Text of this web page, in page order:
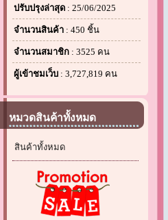
ปรับปรุงล่าสุด : 25/06/2025
จำนวนสินค้า : 450 ชิ้น
จำนวนสมาชิก : 3525 คน
ผู้เข้าชมเว็บ : 3,727,819 คน
หมวดสินค้าทั้งหมด
สินค้าทั้งหมด